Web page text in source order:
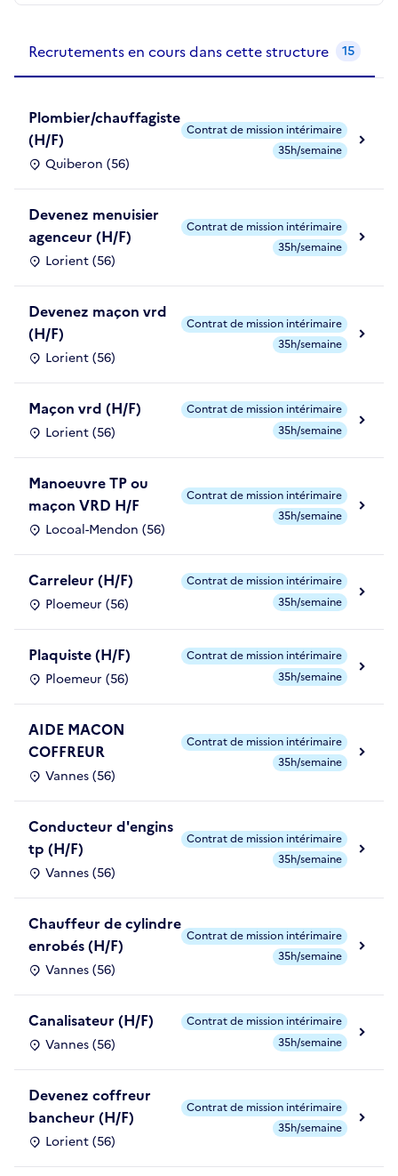
Recrutements en cours dans cette structure 15
Plombier/chauffagiste
(H/F)
Quiberon (56)
Contrat de mission intérimaire
35h/semaine
Devenez menuisier
agenceur (H/F)
Lorient (56)
Contrat de mission intérimaire
35h/semaine
Devenez maçon vrd
(H/F)
Lorient (56)
Contrat de mission intérimaire
35h/semaine
Maçon vrd (H/F)
Lorient (56)
Contrat de mission intérimaire
35h/semaine
Manoeuvre TP ou
maçon VRD H/F
Locoal-Mendon (56)
Contrat de mission intérimaire
35h/semaine
Carreleur (H/F)
Ploemeur (56)
Contrat de mission intérimaire
35h/semaine
Plaquiste (H/F)
Ploemeur (56)
Contrat de mission intérimaire
35h/semaine
AIDE MACON
COFFREUR
Vannes (56)
Contrat de mission intérimaire
35h/semaine
Conducteur d'engins
tp (H/F)
Vannes (56)
Contrat de mission intérimaire
35h/semaine
Chauffeur de cylindre
enrobés (H/F)
Vannes (56)
Contrat de mission intérimaire
35h/semaine
Canalisateur (H/F)
Vannes (56)
Contrat de mission intérimaire
35h/semaine
Devenez coffreur
bancheur (H/F)
Lorient (56)
Contrat de mission intérimaire
35h/semaine